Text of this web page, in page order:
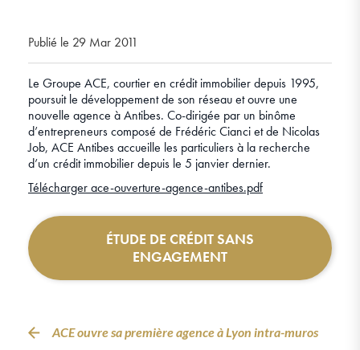
Publié le 29 Mar 2011
Le Groupe ACE, courtier en crédit immobilier depuis 1995,
poursuit le développement de son réseau et ouvre une
nouvelle agence à Antibes. Co-dirigée par un binôme
d’entrepreneurs composé de Frédéric Cianci et de Nicolas
Job, ACE Antibes accueille les particuliers à la recherche
d’un crédit immobilier depuis le 5 janvier dernier.
Télécharger ace-ouverture-agence-antibes.pdf
ÉTUDE DE CRÉDIT SANS
ENGAGEMENT
ACE ouvre sa première agence à Lyon intra-muros